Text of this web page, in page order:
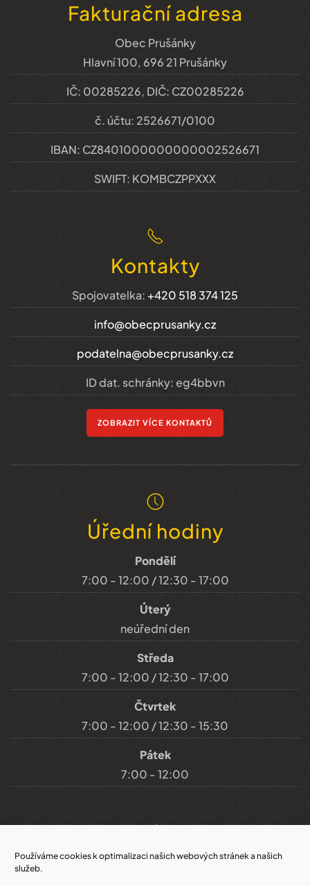
Používáme cookies k optimalizaci našich webových stránek a našich
služeb.
Fakturační adresa
Obec Prušánky
Hlavní 100, 696 21 Prušánky
IČ: 00285226, DIČ: CZ00285226
č. účtu: 2526671/0100
IBAN: CZ8401000000000002526671
SWIFT: KOMBCZPPXXX
Kontakty
Spojovatelka: +420 518 374 125
info@obecprusanky.cz
podatelna@obecprusanky.cz
ID dat. schránky: eg4bbvn
ZOBRAZIT VÍCE KONTAKTŮ
Úřední hodiny
Pondělí
7:00 - 12:00 / 12:30 - 17:00
Úterý
neúřední den
Středa
7:00 - 12:00 / 12:30 - 17:00
Čtvrtek
7:00 - 12:00 / 12:30 - 15:30
Pátek
7:00 - 12:00
Důležité odkazy